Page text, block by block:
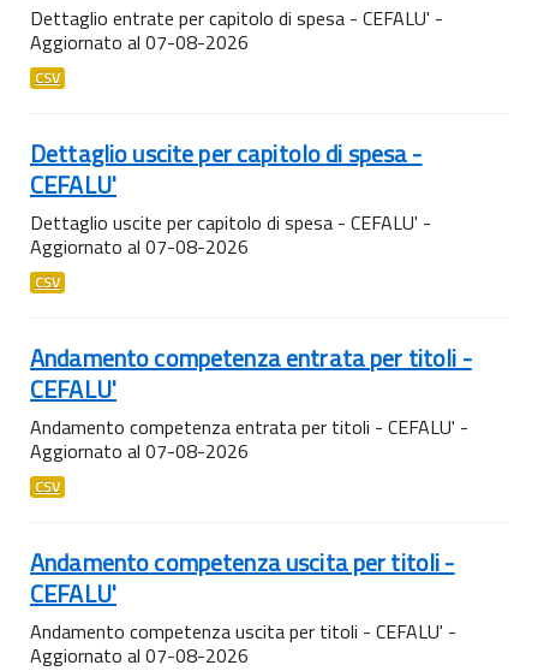
Dettaglio entrate per capitolo di spesa - CEFALU' -
Aggiornato al 07-08-2026
CSV
Dettaglio uscite per capitolo di spesa -
CEFALU'
Dettaglio uscite per capitolo di spesa - CEFALU' -
Aggiornato al 07-08-2026
CSV
Andamento competenza entrata per titoli -
CEFALU'
Andamento competenza entrata per titoli - CEFALU' -
Aggiornato al 07-08-2026
CSV
Andamento competenza uscita per titoli -
CEFALU'
Andamento competenza uscita per titoli - CEFALU' -
Aggiornato al 07-08-2026